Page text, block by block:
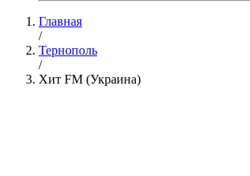
Главная
/
Тернополь
/
Хит FM (Украина)